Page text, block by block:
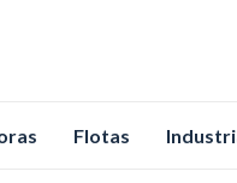
Flotas